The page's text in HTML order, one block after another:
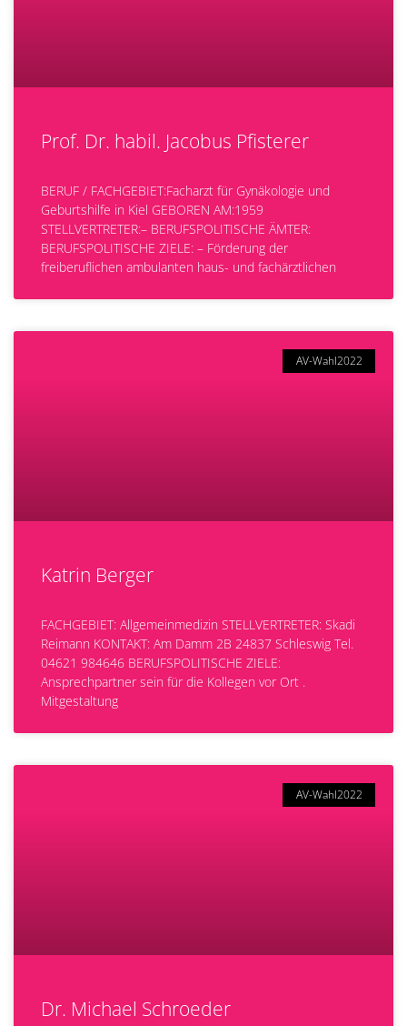
Prof. Dr. habil. Jacobus Pfisterer
BERUF / FACHGEBIET:Facharzt für Gynäkologie und
Geburtshilfe in Kiel GEBOREN AM:1959
STELLVERTRETER:– BERUFSPOLITISCHE ÄMTER:
BERUFSPOLITISCHE ZIELE: – Förderung der
freiberuflichen ambulanten haus- und fachärztlichen
AV-Wahl2022
Katrin Berger
FACHGEBIET: Allgemeinmedizin STELLVERTRETER: Skadi
Reimann KONTAKT: Am Damm 2B 24837 Schleswig Tel.
04621 984646 BERUFSPOLITISCHE ZIELE:
Ansprechpartner sein für die Kollegen vor Ort .
Mitgestaltung
AV-Wahl2022
Dr. Michael Schroeder